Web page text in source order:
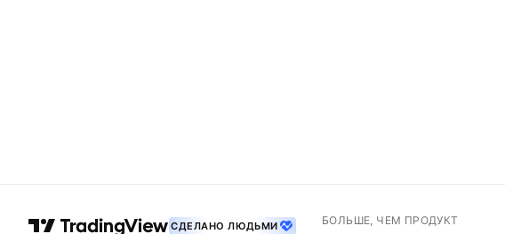
СДЕЛАНО ЛЮДЬМИ БОЛЬШЕ, ЧЕМ ПРОДУКТ